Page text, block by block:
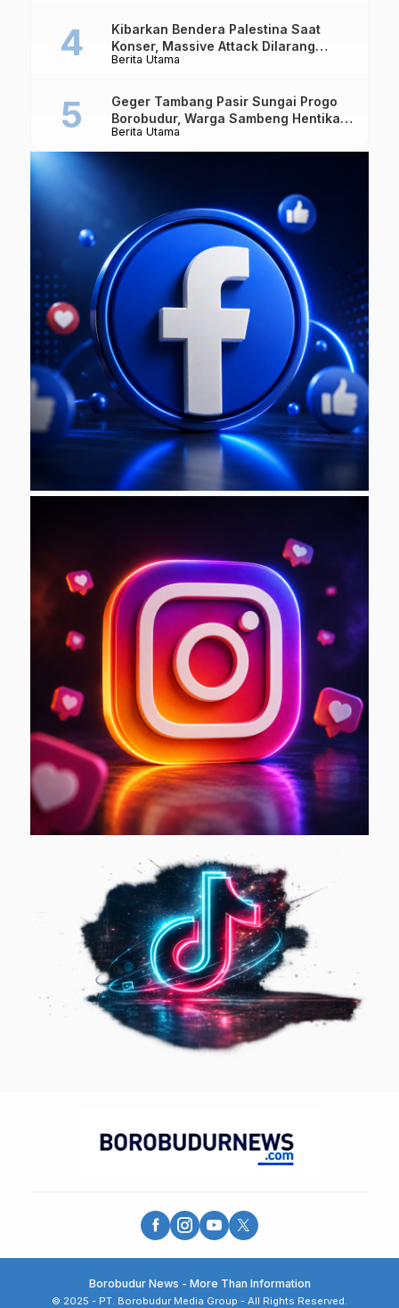
Berita Utama
Kibarkan Bendera Palestina Saat
Konser, Massive Attack Dilarang
Masuk Singapura Lagi
Berita Utama
Geger Tambang Pasir Sungai Progo
Borobudur, Warga Sambeng Hentikan
Alat Berat dan Usir Truk
Borobudur News - More Than Information
© 2025 - PT. Borobudur Media Group - All Rights Reserved.